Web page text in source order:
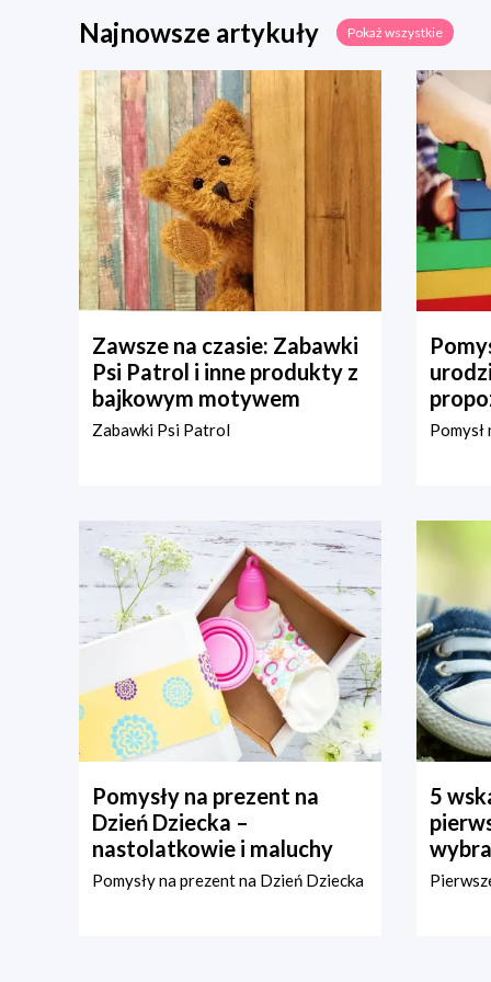
Najnowsze artykuły Pokaż wszystkie
Zawsze na czasie: Zabawki
Psi Patrol i inne produkty z
bajkowym motywem
Zabawki Psi Patrol
Pomysły na prezent na
Dzień Dziecka –
nastolatkowie i maluchy
Pomysły na prezent na Dzień Dziecka
5